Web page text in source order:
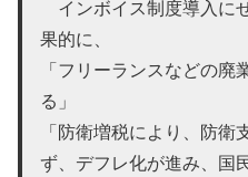
インボイス制度導入に
果的に、
「フリーランスなどの
る」
「防衛増税により、防衛
ず、デフレ化が進み、国